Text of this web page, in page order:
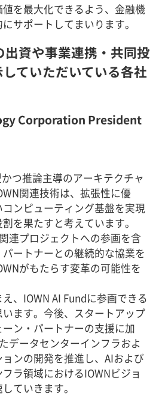
を最大化できるよう、金融機
サポートしてまいります。
資や事業連携・共同投
ていただいている各社
Corporation President
つ推論主導のアーキテクチャ
関連技術は、拡張性に優
ンピューティング基盤を実現
を果たすと考えています。
連プロジェクトへの参画を含
ートナーとの継続的な協業を
がもたらす変革の可能性を
、IOWN AI Fundに参画できる
ます。今後、スタートアップ
ン・パートナーの支援に加
データセンターインフラおよ
ンの開発を推進し、AIおよび
ラ領域におけるIOWNビジョ
ていきます。